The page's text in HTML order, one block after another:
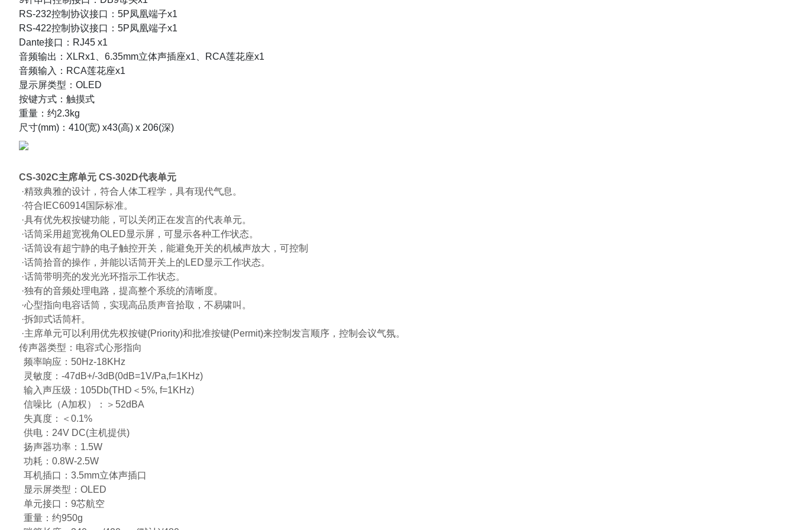
RS-232控制协议接口：5P凤凰端子x1
RS-422控制协议接口：5P凤凰端子x1
Dante接口：RJ45 x1
音频输出：XLRx1、6.35mm立体声插座x1、RCA莲花座x1
音频输入：RCA莲花座x1
显示屏类型：OLED
按键方式：触摸式
重量：约2.3kg
尺寸(mm)：410(宽) x43(高) x 206(深)
CS-302C主席单元 CS-302D代表单元
·精致典雅的设计，符合人体工程学，具有现代气息。
·符合IEC60914国际标准。
·具有优先权按键功能，可以关闭正在发言的代表单元。
·话筒采用超宽视角OLED显示屏，可显示各种工作状态。
·话筒设有超宁静的电子触控开关，能避免开关的机械声放大，可控制
·话筒拾音的操作，并能以话筒开关上的LED显示工作状态。
·话筒带明亮的发光光环指示工作状态。
·独有的音频处理电路，提高整个系统的清晰度。
·心型指向电容话筒，实现高品质声音拾取，不易啸叫。
·拆卸式话筒杆。
·主席单元可以利用优先权按键(Priority)和批准按键(Permit)来控制发言顺序，控制会议气氛。
传声器类型：电容式心形指向
频率响应：50Hz-18KHz
灵敏度：-47dB+/-3dB(0dB=1V/Pa,f=1KHz)
输入声压级：105Db(THD＜5%, f=1KHz)
信噪比（A加权）：＞52dBA
失真度：＜0.1%
供电：24V DC(主机提供)
扬声器功率：1.5W
功耗：0.8W-2.5W
耳机插口：3.5mm立体声插口
显示屏类型：OLED
单元接口：9芯航空
重量：约950g